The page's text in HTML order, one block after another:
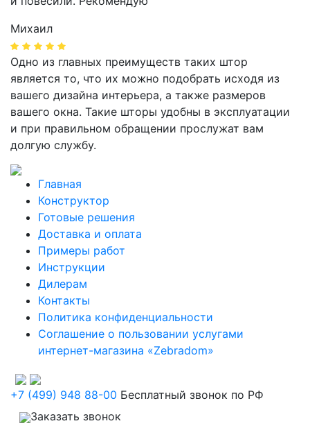
Михаил
Одно из главных преимуществ таких штор
является то, что их можно подобрать исходя из
вашего дизайна интерьера, а также размеров
вашего окна. Такие шторы удобны в эксплуатации
и при правильном обращении прослужат вам
долгую службу.
Главная
Конструктор
Готовые решения
Доставка и оплата
Примеры работ
Инструкции
Дилерам
Контакты
Политика конфиденциальности
Соглашение о пользовании услугами
интернет-магазина «Zebradom»
+7 (499) 948 88-00 Бесплатный звонок по РФ
Заказать звонок